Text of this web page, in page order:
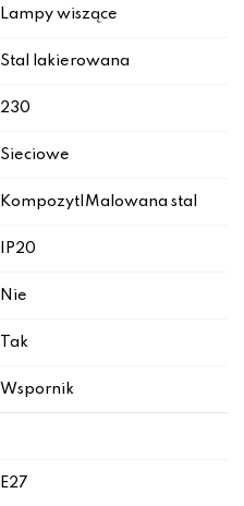
Lampy wiszące
Stal lakierowana
230
Sieciowe
Kompozyt|Malowana stal
IP20
Nie
Tak
Wspornik
E27